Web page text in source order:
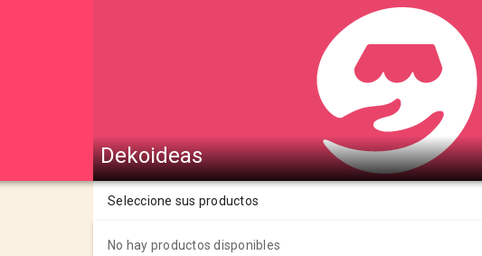
Dekoideas
Seleccione sus productos
No hay productos disponibles